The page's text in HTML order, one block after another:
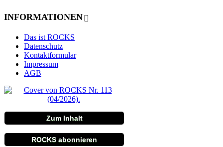
INFORMATIONEN
Das ist ROCKS
Datenschutz
Kontaktformular
Impressum
AGB
Zum Inhalt
ROCKS abonnieren